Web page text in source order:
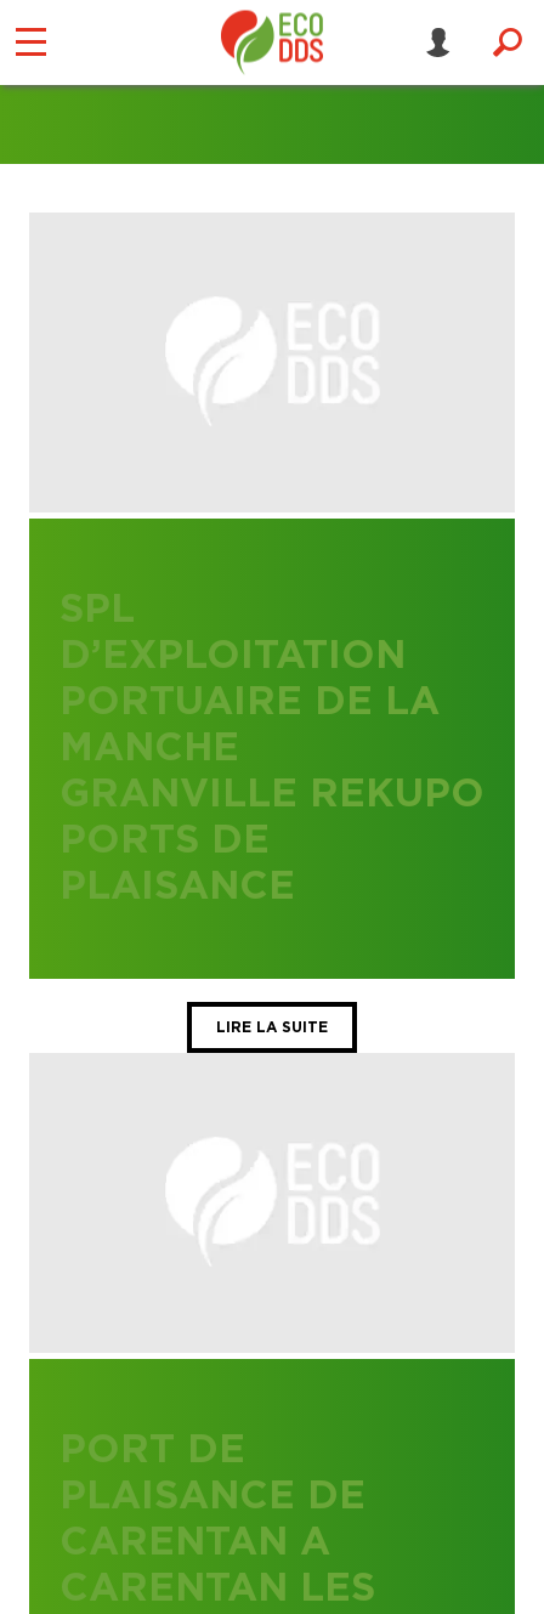
SPL
D’EXPLOITATION
PORTUAIRE DE LA
MANCHE
GRANVILLE REKUPO
PORTS DE
PLAISANCE
LIRE LA SUITE
PORT DE
PLAISANCE DE
CARENTAN A
CARENTAN LES